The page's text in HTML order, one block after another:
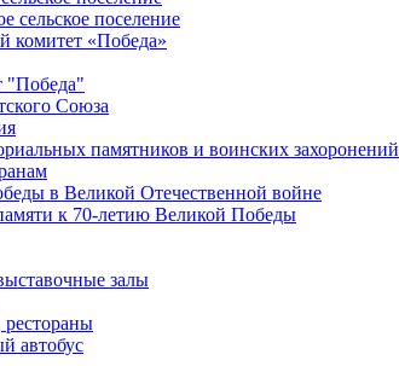
сельское поселение
комитет «Победа»
"Победа"
Союза
памятников и воинских захоронений
в Великой Отечественной войне
к 70-летию Великой Победы
залы
автобус